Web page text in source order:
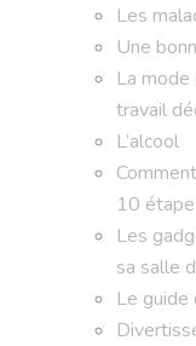
Les
Une
La
travail
L’alcool
10
Les
sa salle
Le guide